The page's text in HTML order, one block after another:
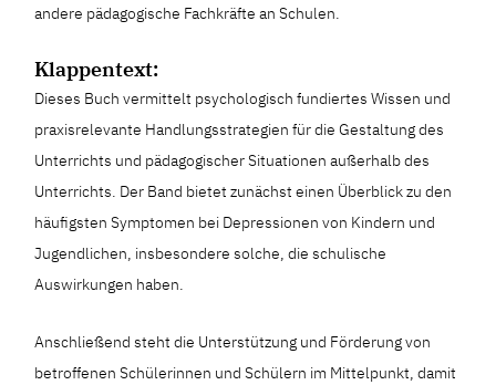
andere pädagogische Fachkräfte an Schulen.
Klappentext:
Dieses Buch vermittelt psychologisch fundiertes Wissen und
praxisrelevante Handlungsstrategien für die Gestaltung des
Unterrichts und pädagogischer Situationen außerhalb des
Unterrichts. Der Band bietet zunächst einen Überblick zu den
häufigsten Symptomen bei Depressionen von Kindern und
Jugendlichen, insbesondere solche, die schulische
Auswirkungen haben.
Anschließend steht die Unterstützung und Förderung von
betroffenen Schülerinnen und Schülern im Mittelpunkt, damit